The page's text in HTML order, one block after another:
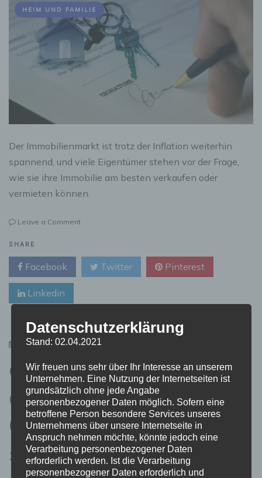
sind
HEIM UND FAMILIE
Der Immobilienmarkt ist trotz der Inflation weiterhin
spannend, und viele Eigentümer stehen vor der Frage,
wie sie ihre Immobilie am besten verkaufen oder
vermieten können.
Leave a Commenton
Verkaufen
SHARE
Facebook Twitter Pinterest
Linkedin
8. Juni 2023 admin
die Werterhaltung
durch professionelle
Gebäudereinigung
sicherstellen.
Datenschutzerklärung
Stand: 02.04.2021
Wir freuen uns sehr über Ihr Interesse an unserem
Unternehmen. Eine Nutzung der Internetseiten ist
grundsätzlich ohne jede Angabe
personenbezogener Daten möglich. Sofern eine
betroffene Person besondere Services unseres
Unternehmens über unsere Internetseite in
Anspruch nehmen möchte, könnte jedoch eine
Verarbeitung personenbezogener Daten
erforderlich werden. Ist die Verarbeitung
personenbezogener Daten erforderlich und